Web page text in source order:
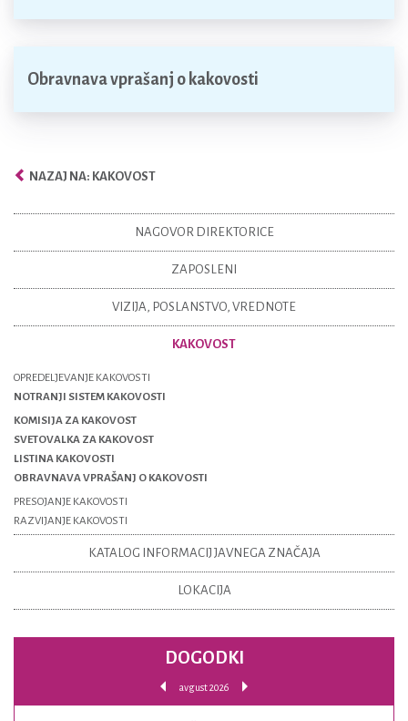
Obravnava vprašanj o kakovosti
NAZAJ NA: KAKOVOST
NAGOVOR DIREKTORICE
ZAPOSLENI
VIZIJA, POSLANSTVO, VREDNOTE
KAKOVOST
OPREDELJEVANJE KAKOVOSTI
NOTRANJI SISTEM KAKOVOSTI
KOMISIJA ZA KAKOVOST
SVETOVALKA ZA KAKOVOST
LISTINA KAKOVOSTI
OBRAVNAVA VPRAŠANJ O KAKOVOSTI
PRESOJANJE KAKOVOSTI
RAZVIJANJE KAKOVOSTI
KATALOG INFORMACIJ JAVNEGA ZNAČAJA
LOKACIJA
DOGODKI
avgust 2026